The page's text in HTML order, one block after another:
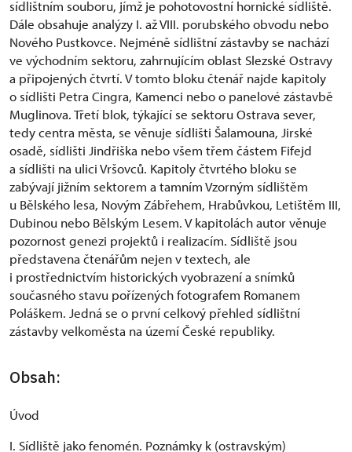
sídlištním souboru, jímž je pohotovostní hornické sídliště.
Dále obsahuje analýzy I. až VIII. porubského obvodu nebo
Nového Pustkovce. Nejméně sídlištní zástavby se nachází
ve východním sektoru, zahrnujícím oblast Slezské Ostravy
a připojených čtvrtí. V tomto bloku čtenář najde kapitoly
o sídlišti Petra Cingra, Kamenci nebo o panelové zástavbě
Muglinova. Třetí blok, týkající se sektoru Ostrava sever,
tedy centra města, se věnuje sídlišti Šalamouna, Jirské
osadě, sídlišti Jindřiška nebo všem třem částem Fifejd
a sídlišti na ulici Vršovců. Kapitoly čtvrtého bloku se
zabývají jižním sektorem a tamním Vzorným sídlištěm
u Bělského lesa, Novým Zábřehem, Hrabůvkou, Letištěm III,
Dubinou nebo Bělským Lesem. V kapitolách autor věnuje
pozornost genezi projektů i realizacím. Sídliště jsou
představena čtenářům nejen v textech, ale
i prostřednictvím historických vyobrazení a snímků
současného stavu pořízených fotografem Romanem
Poláškem. Jedná se o první celkový přehled sídlištní
zástavby velkoměsta na území České republiky.
Obsah:
Úvod
I. Sídliště jako fenomén. Poznámky k (ostravským)